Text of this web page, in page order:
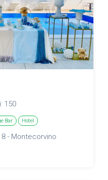
150
Bar Hotel
- Montecorvino